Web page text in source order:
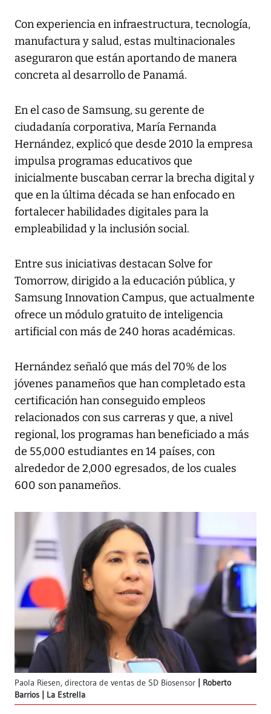
Con experiencia en infraestructura, tecnología,
manufactura y salud, estas multinacionales
aseguraron que están aportando de manera
concreta al desarrollo de Panamá.
En el caso de Samsung, su gerente de
ciudadanía corporativa, María Fernanda
Hernández, explicó que desde 2010 la empresa
impulsa programas educativos que
inicialmente buscaban cerrar la brecha digital y
que en la última década se han enfocado en
fortalecer habilidades digitales para la
empleabilidad y la inclusión social.
Entre sus iniciativas destacan Solve for
Tomorrow, dirigido a la educación pública, y
Samsung Innovation Campus, que actualmente
ofrece un módulo gratuito de inteligencia
artificial con más de 240 horas académicas.
Hernández señaló que más del 70% de los
jóvenes panameños que han completado esta
certificación han conseguido empleos
relacionados con sus carreras y que, a nivel
regional, los programas han beneficiado a más
de 55,000 estudiantes en 14 países, con
alrededor de 2,000 egresados, de los cuales
600 son panameños.
Paola Riesen, directora de ventas de SD Biosensor
Roberto
Barrios | La Estrella